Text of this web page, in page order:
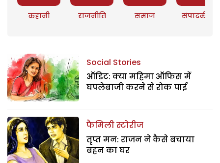
कहानी राजनीति समाज संपादकीय
Social Stories
ऑडिट: क्या महिमा ऑफिस में
घपलेबाजी करने से रोक पाई
फैमिली स्टोरीज
तृप्त मन: राजन ने कैसे बचाया
बहन का घर